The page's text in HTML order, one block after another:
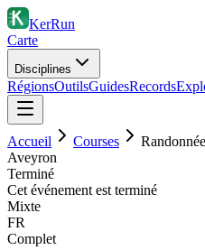
KerRun
Carte
Disciplines
RégionsOutilsGuidesRecords
Accueil Courses
Aveyron
Terminé
Cet événement est terminé
Mixte
FR
Complet